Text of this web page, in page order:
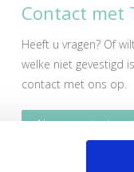
Contact met
Heeft u vragen? Of
welke niet gevestigd
contact met ons op.
Neem contact